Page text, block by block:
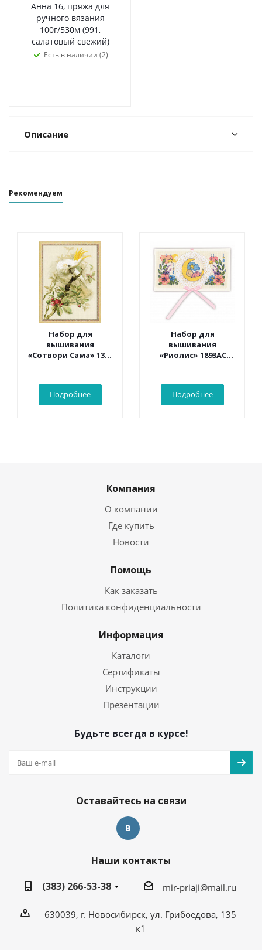
Анна 16, пряжа для
ручного вязания
100г/530м (991,
салатовый свежий)
Есть в наличии (2)
Описание
Рекомендуем
Набор для
вышивания
«Сотвори Сама» 1362
Подробнее
Набор для
вышивания
«Риолис» 1893АС
малыша» 16*9 см
Подробнее
Компания
О компании
Где купить
Новости
Помощь
Как заказать
Политика конфиденциальности
Информация
Каталоги
Сертификаты
Инструкции
Презентации
Будьте всегда в курсе!
Оставайтесь на связи
Наши контакты
(383) 266-53-38
mir-priaji@mail.ru
630039, г. Новосибирск, ул. Грибоедова, 135
к1